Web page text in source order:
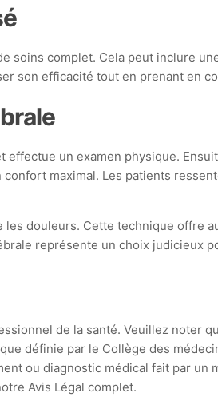
soins complet. Cela peut inclure
son efficacité tout en prenant en
effectue un examen physique.
maximal. Les patients
douleurs. Cette technique offre
représente un choix judicieux
de la santé. Veuillez noter
définie par le Collège des
ou diagnostic médical fait par un
Avis Légal complet.